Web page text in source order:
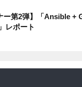
ー第2弾】「Ansible +
レポート